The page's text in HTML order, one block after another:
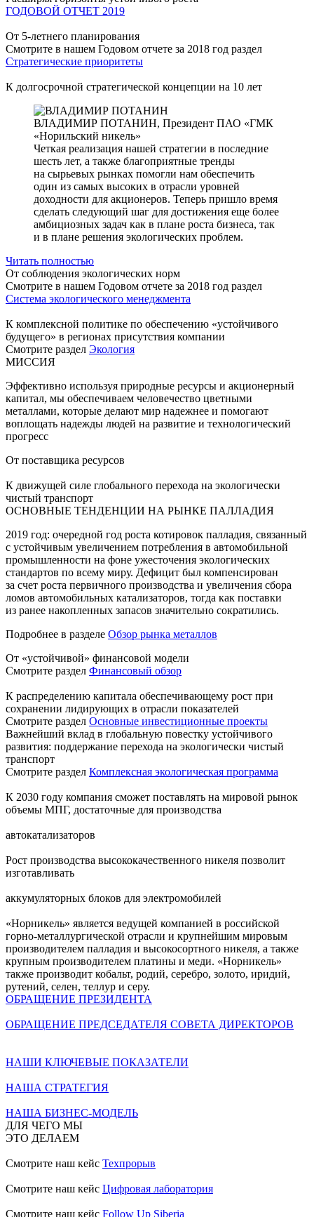
ГОДОВОЙ ОТЧЕТ 2019
От 5-летнего планирования
Смотрите в нашем Годовом отчете за 2018 год раздел
Стратегические приоритеты
К долгосрочной стратегической концепции на 10 лет
ВЛАДИМИР ПОТАНИН, Президент ПАО «ГМК
«Норильский никель»
Четкая реализация нашей стратегии в последние
шесть лет, а также благоприятные тренды
на сырьевых рынках помогли нам обеспечить
один из самых высоких в отрасли уровней
доходности для акционеров. Теперь пришло время
сделать следующий шаг для достижения еще более
амбициозных задач как в плане роста бизнеса, так
и в плане решения экологических проблем.
Читать полностью
От соблюдения экологических норм
Смотрите в нашем Годовом отчете за 2018 год раздел
Система экологического менеджмента
К комплексной политике по обеспечению «устойчивого
будущего» в регионах присутствия компании
Смотрите раздел Экология
МИССИЯ
Эффективно используя природные ресурсы и акционерный
капитал, мы обеспечиваем человечество цветными
металлами, которые делают мир надежнее и помогают
воплощать надежды людей на развитие и технологический
прогресс
От поставщика ресурсов
К движущей силе глобального перехода на экологически
чистый транспорт
ОСНОВНЫЕ ТЕНДЕНЦИИ НА РЫНКЕ ПАЛЛАДИЯ
2019 год: очередной год роста котировок палладия, связанный
с устойчивым увеличением потребления в автомобильной
промышленности на фоне ужесточения экологических
стандартов по всему миру. Дефицит был компенсирован
за счет роста первичного производства и увеличения сбора
ломов автомобильных катализаторов, тогда как поставки
из ранее накопленных запасов значительно сократились.
Подробнее в разделе Обзор рынка металлов
От «устойчивой» финансовой модели
Смотрите раздел Финансовый обзор
К распределению капитала обеспечивающему рост при
сохранении лидирующих в отрасли показателей
Смотрите раздел Основные инвестиционные проекты
Важнейший вклад в глобальную повестку устойчивого
развития: поддержание перехода на экологически чистый
транспорт
Смотрите раздел Комплексная экологическая программа
К 2030 году компания сможет поставлять на мировой рынок
объемы МПГ, достаточные для производства
автокатализаторов
Рост производства высококачественного никеля позволит
изготавливать
аккумуляторных блоков для электромобилей
«Норникель» является ведущей компанией в российской
горно-металлургической отрасли и крупнейшим мировым
производителем палладия и высокосортного никеля, а также
крупным производителем платины и меди. «Норникель»
также производит кобальт, родий, серебро, золото, иридий,
рутений, селен, теллур и серу.
ОБРАЩЕНИЕ ПРЕЗИДЕНТА
ОБРАЩЕНИЕ ПРЕДСЕДАТЕЛЯ СОВЕТА ДИРЕКТОРОВ
НАШИ КЛЮЧЕВЫЕ ПОКАЗАТЕЛИ
НАША СТРАТЕГИЯ
НАША БИЗНЕС-МОДЕЛЬ
ДЛЯ ЧЕГО МЫ
ЭТО ДЕЛАЕМ
Смотрите наш кейс Техпрорыв
Смотрите наш кейс Цифровая лаборатория
Смотрите наш кейс Follow Up Siberia